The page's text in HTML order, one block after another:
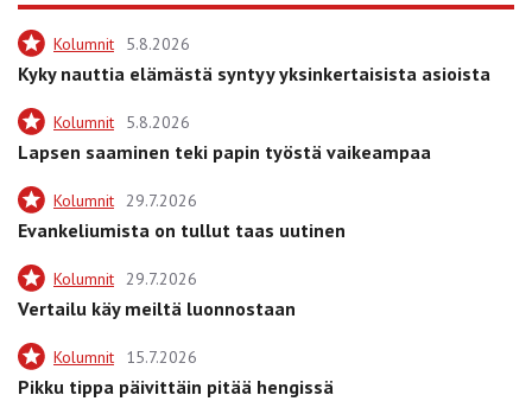
Kolumnit 5.8.2026
Kyky nauttia elämästä syntyy yksinkertaisista asioista
Kolumnit 5.8.2026
Lapsen saaminen teki papin työstä vaikeampaa
Kolumnit 29.7.2026
Evankeliumista on tullut taas uutinen
Kolumnit 29.7.2026
Vertailu käy meiltä luonnostaan
Kolumnit 15.7.2026
Pikku tippa päivittäin pitää hengissä